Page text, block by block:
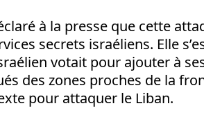
à la presse que cette
secrets israéliens. Elle
votait pour ajouter à
des zones proches de la
pour attaquer le Liban.